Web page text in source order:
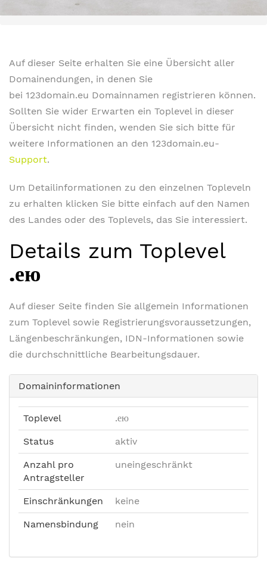
Auf dieser Seite erhalten Sie eine Übersicht aller
Domainendungen, in denen Sie
bei 123domain.eu Domainnamen registrieren können.
Sollten Sie wider Erwarten ein Toplevel in dieser
Übersicht nicht finden, wenden Sie sich bitte für
weitere Informationen an den 123domain.eu-
Support.
Um Detailinformationen zu den einzelnen Topleveln
zu erhalten klicken Sie bitte einfach auf den Namen
des Landes oder des Toplevels, das Sie interessiert.
Details zum Toplevel
.ею
Auf dieser Seite finden Sie allgemein Informationen
zum Toplevel sowie Registrierungsvoraussetzungen,
Längenbeschränkungen, IDN-Informationen sowie
die durchschnittliche Bearbeitungsdauer.
Domaininformationen
Toplevel .ею
Status aktiv
Anzahl pro
Antragsteller
uneingeschränkt
Einschränkungen keine
Namensbindung nein